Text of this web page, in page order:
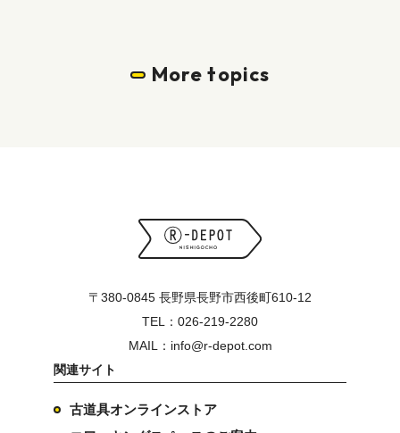
More topics
〒380-0845 長野県長野市西後町610-12
TEL：026-219-2280
MAIL：info@r-depot.com
関連サイト
古道具オンラインストア